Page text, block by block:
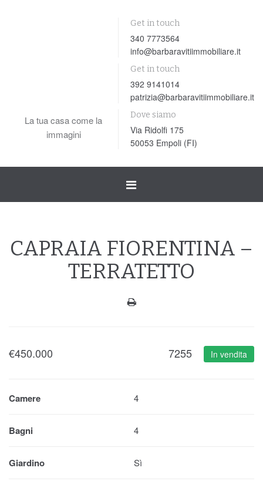
La tua casa come la
immagini
Get in touch
340 7773564
info@barbaravitiimmobiliare.it
Get in touch
392 9141014
patrizia@barbaravitiimmobiliare.it
Dove siamo
Via Ridolfi 175
50053 Empoli (FI)
Toggle
CAPRAIA FIORENTINA –
TERRATETTO
€450.000 7255 In vendita
Camere 4
Bagni 4
Giardino Sì